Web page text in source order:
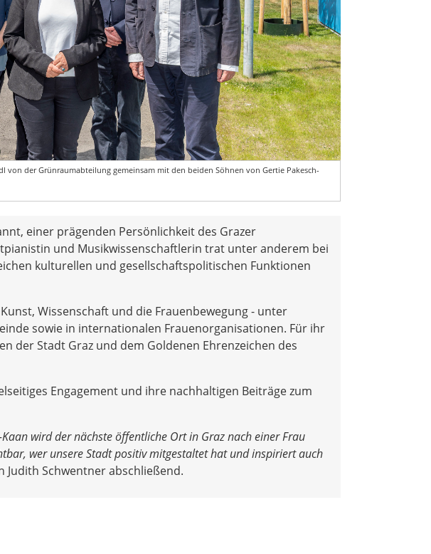
von der Grünraumabteilung gemeinsam mit den beiden Söhnen von Gertie Pakesch-
einer prägenden Persönlichkeit des Grazer
und Musikwissenschaftlerin trat unter anderem bei
kulturellen und gesellschaftspolitischen Funktionen
Wissenschaft und die Frauenbewegung - unter
sowie in internationalen Frauenorganisationen. Für ihr
der Stadt Graz und dem Goldenen Ehrenzeichen des
Engagement und ihre nachhaltigen Beiträge zum
wird der nächste öffentliche Ort in Graz nach einer Frau
wer unsere Stadt positiv mitgestaltet hat und inspiriert auch
Judith Schwentner abschließend.